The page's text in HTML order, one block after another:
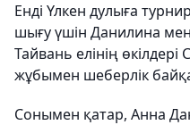
Енді Үлкен дулыға
шығу үшін Данилина
Тайвань елінің
жұбымен шеберлік
Сонымен қатар, Анна